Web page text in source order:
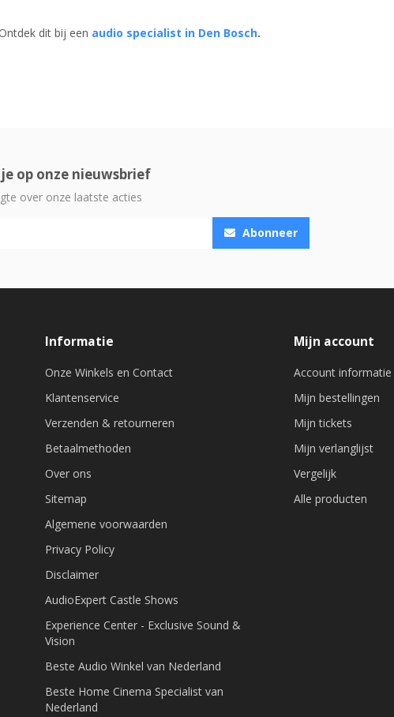
dit bij een audio specialist in Den Bosch.
op onze nieuwsbrief
over onze laatste acties
Abonneer
Informatie
Onze Winkels en Contact
Klantenservice
Verzenden & retourneren
Betaalmethoden
Over ons
Sitemap
Algemene voorwaarden
Privacy Policy
Disclaimer
AudioExpert Castle Shows
Experience Center - Exclusive Sound &
Vision
Beste Audio Winkel van Nederland
Beste Home Cinema Specialist van
Nederland
Mijn account
Account informatie
Mijn bestellingen
Mijn tickets
Mijn verlanglijst
Vergelijk
Alle producten